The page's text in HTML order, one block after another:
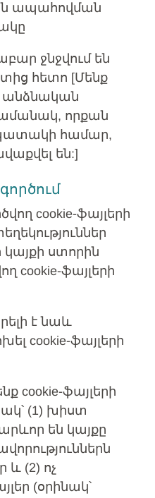
ապահովման
ջնջվում են
հետո [Մենք
անձնական
որքան
համար,
են:]
cookie-ֆայլերի
կայքի ստորին
cookie-ֆայլերի
է նաև
cookie-ֆայլերի
cookie-ֆայլերի
(1) խիստ
են կայքը
և (2) ոչ
(օրինակ՝